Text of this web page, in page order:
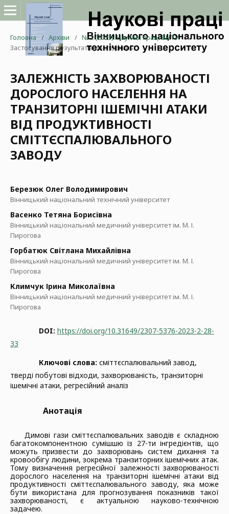
Головна / Архіви / № 2 (2023): Наукові праці ВНТУ /
Застосування результатів досліджень
ЗАЛЕЖНІСТЬ ЗАХВОРЮВАНОСТІ
ДОРОСЛОГО НАСЕЛЕННЯ НА
ТРАНЗИТОРНІ ІШЕМІЧНІ АТАКИ
ВІД ПРОДУКТИВНОСТІ
СМІТТЄСПАЛЮВАЛЬНОГО
ЗАВОДУ
Березюк Олег Володимирович
Вінницький національний технічний університет
Васенко Тетяна Борисівна
Вінницький національний медичний університет ім. М. І.
Пирогова
Горбатюк Світлана Михайлівна
Вінницький національний медичний університет ім. М. І.
Пирогова
Климчук Ірина Миколаївна
Вінницький національний медичний університет ім. М. І.
Пирогова
DOI: https://doi.org/10.31649/2307-5376-2023-2-28-
33
Ключові слова: сміттєспалювальний завод,
тверді побутові відходи, захворюваність, транзиторні
ішемічні атаки, регресійний аналіз
Анотація
Димові гази сміттєспалювальних заводів є складною
багатокомпонентною сумішшю із 27-ти інгредієнтів, що
можуть призвести до захворювань систем дихання та
кровообігу людини, зокрема транзиторних ішемічних атак.
Тому визначення регресійної залежності захворюваності
дорослого населення на транзиторні ішемічні атаки від
продуктивності сміттєспалювального заводу, яка може
бути використана для прогнозування показників такої
захворюваності, є актуальною науково-технічною
задачею.